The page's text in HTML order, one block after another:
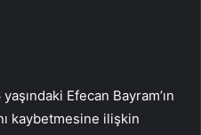
Efecan Bayram’ın
kaybetmesine ilişkin